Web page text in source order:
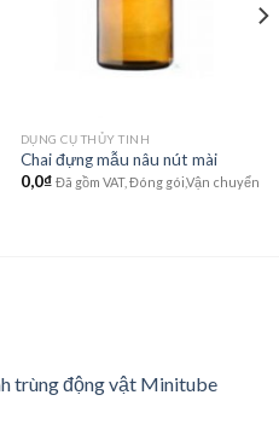
DỤNG CỤ THỦY TINH
Chai đựng mẫu nâu nút mài
0,0₫ Đã gồm VAT, Đóng gói,Vận chuyển
trùng động vật Minitube